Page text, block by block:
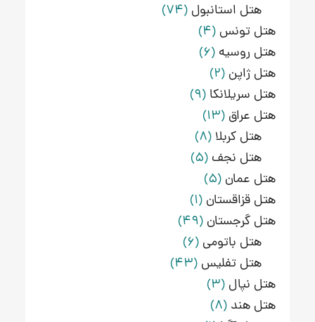
هتل استانبول (74)
هتل تونس (4)
هتل روسیه (6)
هتل ژاپن (2)
هتل سریلانکا (9)
هتل عراق (13)
هتل کربلا (8)
هتل نجف (5)
هتل عمان (5)
هتل قزاقستان (1)
هتل گرجستان (49)
هتل باتومی (6)
هتل تفلیس (43)
هتل نپال (3)
هتل هند (8)